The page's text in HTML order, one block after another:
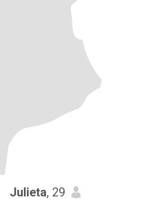
Julieta, 29